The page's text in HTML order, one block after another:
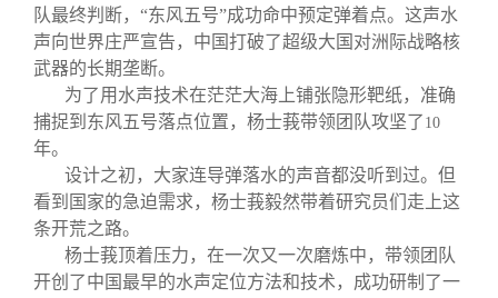
队最终判断，“东风五号”成功命中预定弹着点。这声水
声向世界庄严宣告，中国打破了超级大国对洲际战略核
武器的长期垄断。
为了用水声技术在茫茫大海上铺张隐形靶纸，准确
捕捉到东风五号落点位置，杨士莪带领团队攻坚了 10
年。
设计之初，大家连导弹落水的声音都没听到过。但
看到国家的急迫需求，杨士莪毅然带着研究员们走上这
条开荒之路。
杨士莪顶着压力，在一次又一次磨炼中，带领团队
开创了中国最早的水声定位方法和技术，成功研制了一